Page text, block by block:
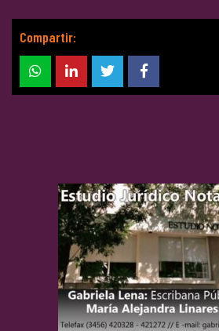
Compartir: